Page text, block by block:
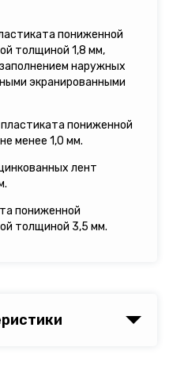
пониженной
толщиной 1,8 мм,
наружных
экранированными
пониженной
менее 1,0 мм.
лент
пониженной
толщиной 3,5 мм.